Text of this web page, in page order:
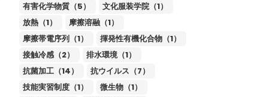
有害化学物質（5）
文化服装学院（1）
放熱（1）
摩擦溶融（1）
摩擦帯電序列（1）
揮発性有機化合物（1）
接触冷感（2）
排水環境（1）
抗菌加工（14）
抗ウイルス（7）
技能実習制度（1）
微生物（1）